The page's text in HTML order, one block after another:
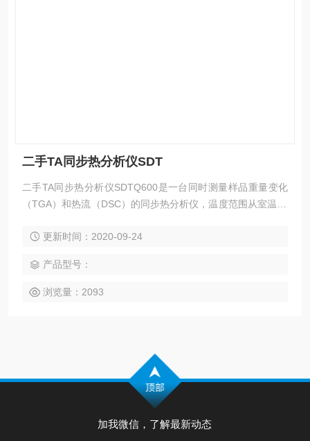
二手TA同步热分析仪SDT
二手TA同步热分析仪SDTQ600是一台同时测量样品重量变化
（TGA）和热流（DSC）的同步热分析仪，温度范围从室温~1
膨胀效应，同时也可以做双样品的TGA测试。另外DSC热流数
更新时间：2020-09-24
产品型号：
浏览量：2093
加我微信，了解最新动态